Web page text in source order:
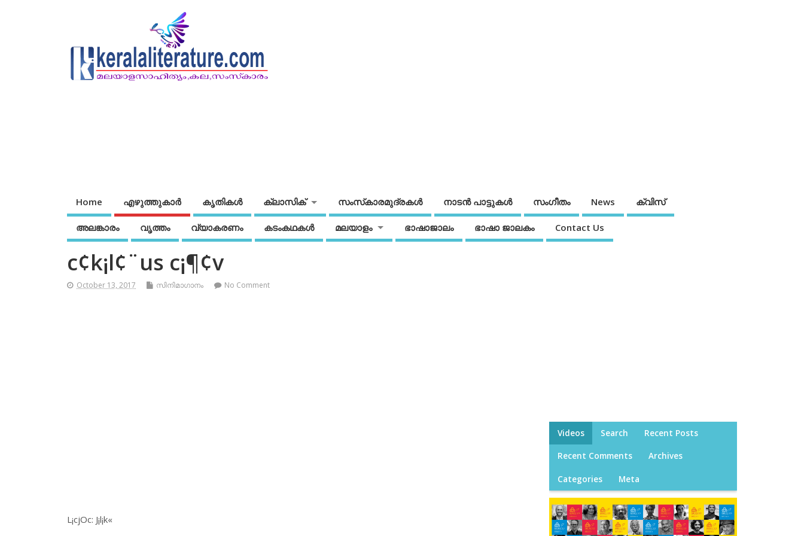
Home എഴുത്തുകാര്‍ കൃതികൾ ക്ലാസിക് സംസ്‌കാരമുദ്രകള്‍ നാടന്‍ പാട്ടുകള്‍ സംഗീതം News ക്വിസ്
അലങ്കാരം വൃത്തം വ്യാകരണം കടംകഥകള്‍ മലയാളം ഭാഷാജാലം ഭാഷാ ജാലകം Contact Us
c¢k¡l¢¨us c¡¶¢v
October 13, 2017 സിനിമാഗാനം No Comment
L¡cjOc: J¡l¡k«
Videos Search Recent Posts
Recent Comments Archives
Categories Meta